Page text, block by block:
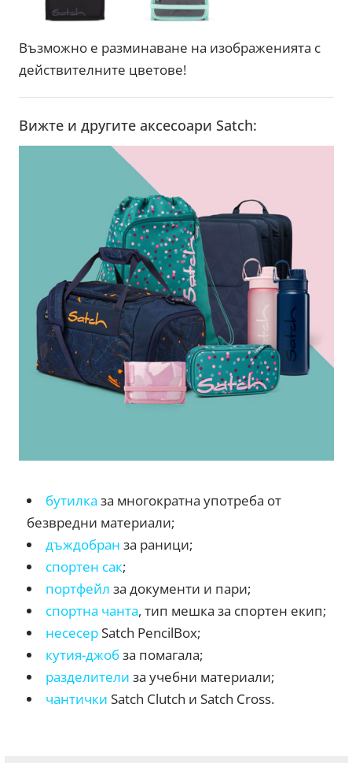
Възможно е разминаване на изображенията с
действителните цветове!
Вижте и другите аксесоари Satch:
бутилка за многократна употреба от
безвредни материали;
дъждобран за раници;
спортен сак;
портфейл за документи и пари;
спортна чанта, тип мешка за спортен екип;
несесерSatch PencilBox;
кутия-джобза помагала;
разделителиза учебни материали;
чантички Satch Clutch и Satch Cross.